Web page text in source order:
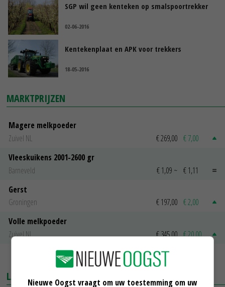
SGP wil geen kenteken op smalspoortrekker
02-06-2016
Kentekenplaat en APK voor trekkers
18-05-2016
MARKTPRIJZEN
Magere melkpoeder
Zuivel NL
€ 269,00 € 7,00
Vleeskuikens 2001-2600 gr
Barneveld
€ 1,09 ~ € 1,11
Gerst
Groningen
€ 197,00 € 2,00
Volle melkpoeder
Zuivel NL
€ 345,00 € 20,00
MEER MARKTPRIJZEN
LAATSTE NIEUWS
Nieuwe Oogst vraagt om uw toestemming om uw